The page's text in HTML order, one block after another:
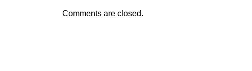
Comments are closed.